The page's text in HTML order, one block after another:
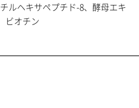
ルヘキサペプチド-8、酵母エキ
ビオチン